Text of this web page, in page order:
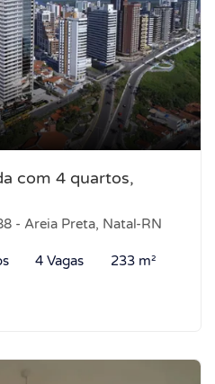
com 4 quartos,
- Areia Preta, Natal-RN
4 Vagas 233 m²